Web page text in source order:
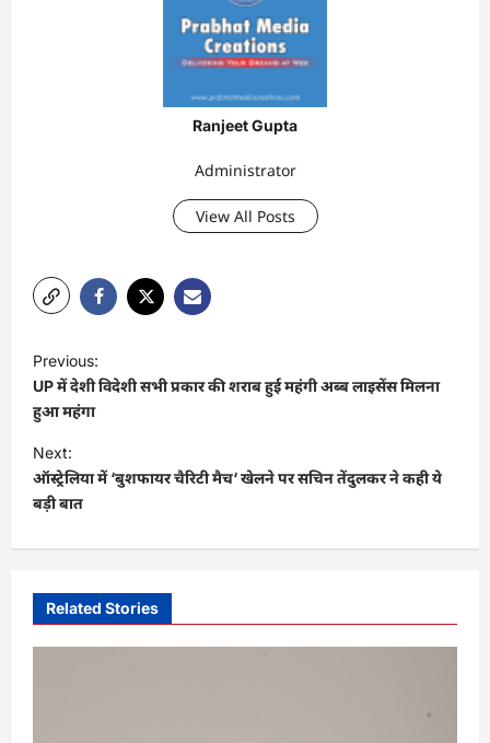
Ranjeet Gupta
Administrator
View All Posts
o
s
t
n
a
v
g
a
Previous:
UP में देशी विदेशी सभी प्रकार की शराब हुई महंगी अब्ब लाइसेंस मिलना
हुआ महंगा
Next:
ऑस्ट्रेलिया में ‘बुशफायर चैरिटी मैच‘ खेलने पर सचिन तेंदुलकर ने कही ये
बड़ी बात
Related Stories